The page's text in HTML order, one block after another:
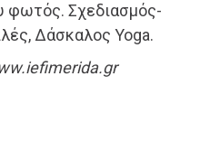
φωτός. Σχεδιασμός-
Δάσκαλος Yoga.